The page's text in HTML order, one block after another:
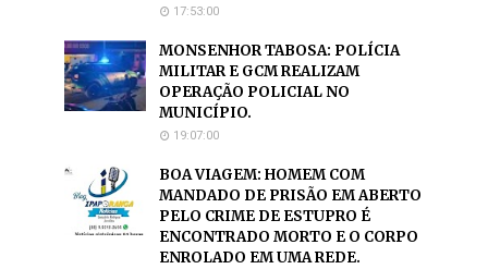
17:53:00
MONSENHOR TABOSA: POLÍCIA
MILITAR E GCM REALIZAM
OPERAÇÃO POLICIAL NO
MUNICÍPIO.
19:07:00
BOA VIAGEM: HOMEM COM
MANDADO DE PRISÃO EM ABERTO
PELO CRIME DE ESTUPRO É
ENCONTRADO MORTO E O CORPO
ENROLADO EM UMA REDE.